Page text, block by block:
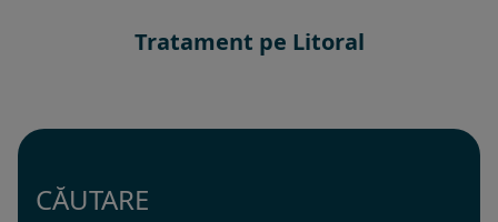
Tratament pe Litoral
CĂUTARE